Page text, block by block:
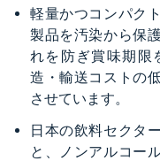
軽量かつコンパク
製品を汚染から保
れを防ぎ賞味期限
造・輸送コストの
させています。
日本の飲料セクタ
と、ノンアルコー